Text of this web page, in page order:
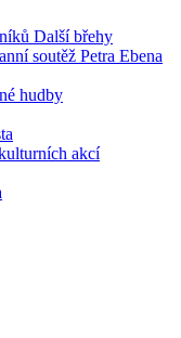
Další břehy
soutěž Petra Ebena
hudby
akcí